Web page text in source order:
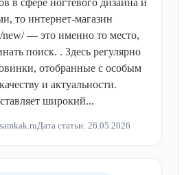
в сфере ногтевого дизайна и
то интернет-магазин
new/ — это именно то место,
поиск. . Здесь регулярно
отобранные с особым
и актуальности.
широкий...
Дата статьи: 26.05.2026